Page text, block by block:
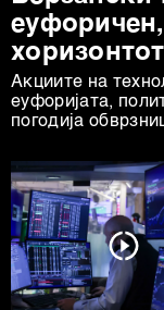
Акциите на
еуфоријата,
погодија